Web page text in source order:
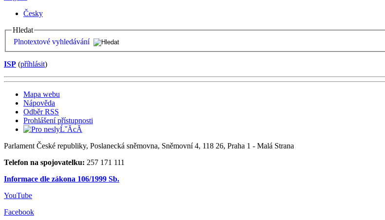
Česky
Hledat
Plnotextové vyhledávání
ISP (příhlásit)
Mapa webu
Nápověda
Odběr RSS
Prohlášení přístupnosti
Parlament České republiky, Poslanecká sněmovna, Sněmovní 4, 118 26, Praha 1 - Malá Strana
Telefon na spojovatelku: 257 171 111
Informace dle zákona 106/1999 Sb.
YouTube
Facebook